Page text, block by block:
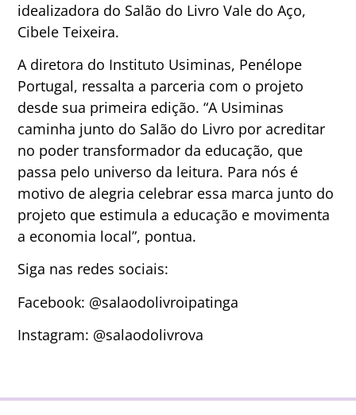
idealizadora do Salão do Livro Vale do Aço,
Cibele Teixeira.
A diretora do Instituto Usiminas, Penélope
Portugal, ressalta a parceria com o projeto
desde sua primeira edição. “A Usiminas
caminha junto do Salão do Livro por acreditar
no poder transformador da educação, que
passa pelo universo da leitura. Para nós é
motivo de alegria celebrar essa marca junto do
projeto que estimula a educação e movimenta
a economia local”, pontua.
Siga nas redes sociais:
Facebook: @salaodolivroipatinga
Instagram: @salaodolivrova